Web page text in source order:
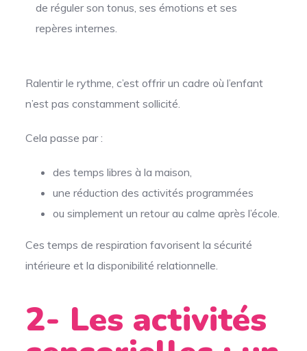
de réguler son tonus, ses émotions et ses
repères internes.
Ralentir le rythme, c’est offrir un cadre où l’enfant
n’est pas constamment sollicité.
Cela passe par :
des temps libres à la maison,
une réduction des activités programmées
ou simplement un retour au calme après l’école.
Ces temps de respiration favorisent la sécurité
intérieure et la disponibilité relationnelle.
2- Les activités